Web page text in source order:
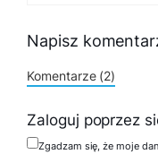
Napisz
Komentarze (2)
Zaloguj poprzez
Zgadzam się, że moje